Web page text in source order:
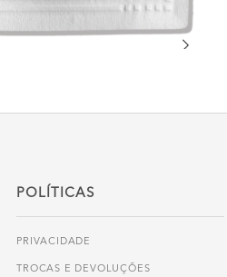
POLÍTICAS
PRIVACIDADE
TROCAS E DEVOLUÇÕES